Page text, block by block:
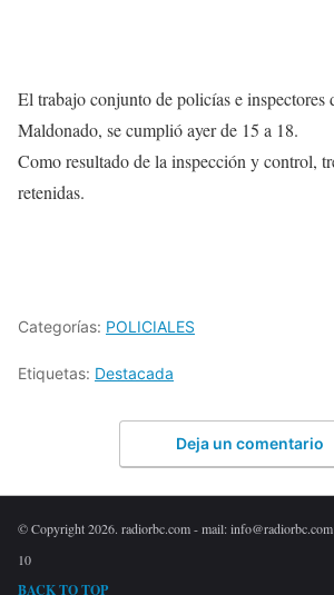
El trabajo conjunto de policías e inspectores
Maldonado, se cumplió ayer de 15 a 18.
Como resultado de la inspección y control,
retenidas.
Categorías: POLICIALES
Etiquetas: Destacada
Deja un comentario
© Copyright 2026. radiorbc.com - mail:
10
BACK TO TOP